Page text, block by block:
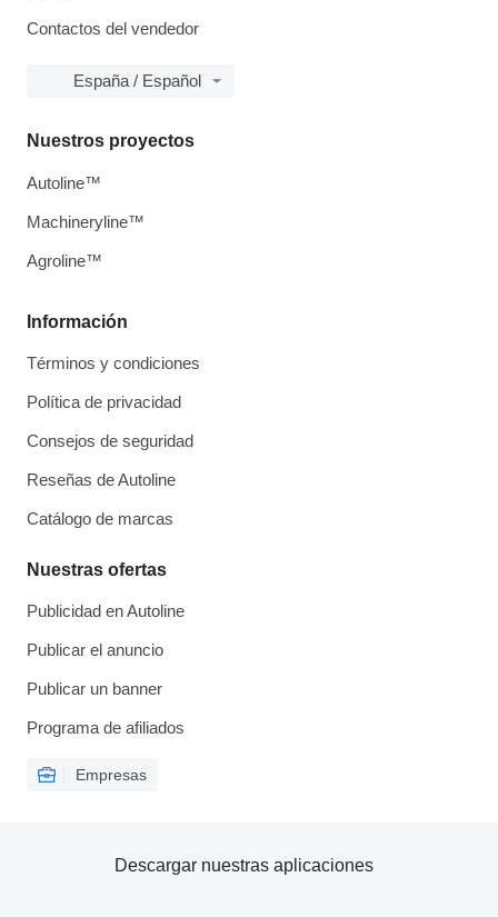
Contactos del vendedor
España / Español
Información
Términos y condiciones
Política de privacidad
Consejos de seguridad
Reseñas de Autoline
Catálogo de marcas
Nuestras ofertas
Publicidad en Autoline
Publicar el anuncio
Publicar un banner
Programa de afiliados
Empresas
Nuestros proyectos
Autoline™
Machineryline™
Agroline™
Descargar nuestras aplicaciones